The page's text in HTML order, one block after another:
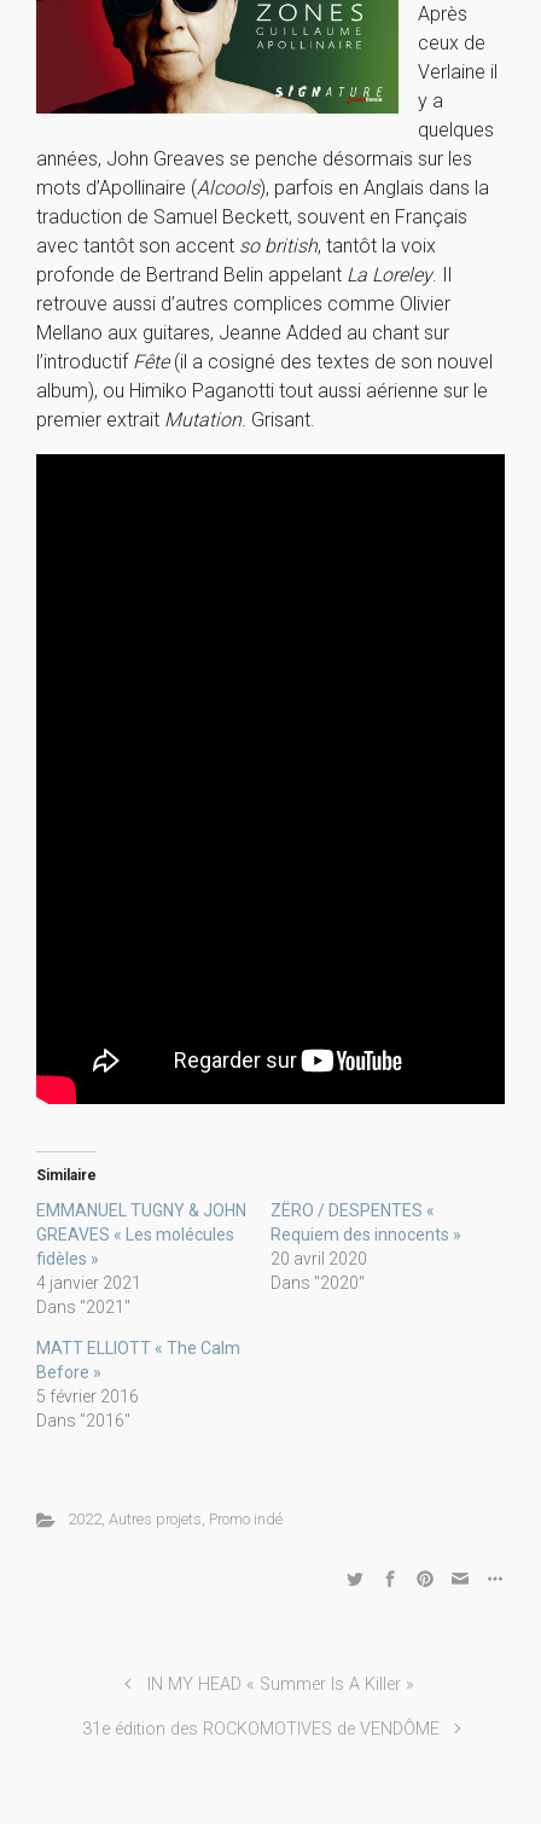
Après
ceux de
Verlaine il
y a
quelques
années, John Greaves se penche désormais sur les
mots d’Apollinaire (Alcools), parfois en Anglais dans la
traduction de Samuel Beckett, souvent en Français
avec tantôt son accent so british, tantôt la voix
profonde de Bertrand Belin appelant La Loreley. Il
retrouve aussi d’autres complices comme Olivier
Mellano aux guitares, Jeanne Added au chant sur
l’introductif Fête(il a cosigné des textes de son nouvel
album), ou Himiko Paganotti tout aussi aérienne sur le
premier extrait Mutation. Grisant.
Similaire
EMMANUEL TUGNY & JOHN
GREAVES « Les molécules
fidèles »
4 janvier 2021
Dans "2021"
ZËRO / DESPENTES «
Requiem des innocents »
20 avril 2020
Dans "2020"
MATT ELLIOTT « The Calm
Before »
5 février 2016
Dans "2016"
2022, Autres projets, Promo indé
IN MY HEAD « Summer Is A Killer »
31e édition des ROCKOMOTIVES de VENDÔME